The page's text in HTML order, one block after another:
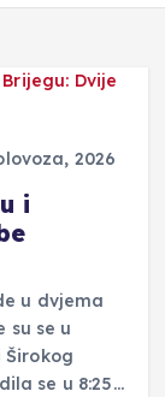
2026
i
u dvjema
su se u
se u 8:25…